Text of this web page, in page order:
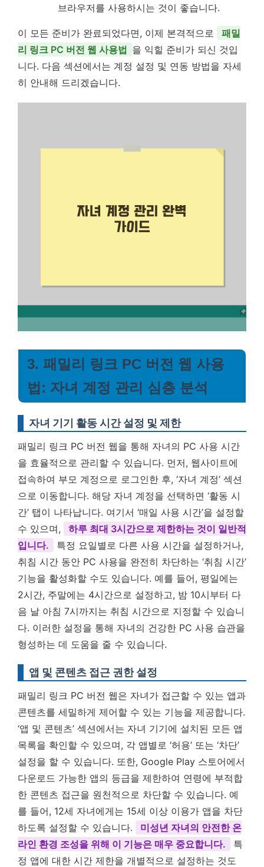
브라우저를 사용하시는 것이 좋습니다.
이 모든 준비가 완료되었다면, 이제 본격적으로
패밀
리 링크 PC 버전 웹 사용법 을 익힐 준비가 되신 것입
니다. 다음 섹션에서는 계정 설정 및 연동 방법을 자세
히 안내해 드리겠습니다.
3. 패밀리 링크 PC 버전 웹 사용
법: 자녀 계정 관리 심층 분석
자녀 기기 활동 시간 설정 및 제한
패밀리 링크 PC 버전 웹을 통해 자녀의 PC 사용 시간
을 효율적으로 관리할 수 있습니다. 먼저, 웹사이트에
접속하여 부모 계정으로 로그인한 후, ‘자녀 계정’ 섹션
으로 이동합니다. 해당 자녀 계정을 선택하면 ‘활동 시
간’ 탭이 나타납니다. 여기서 ‘매일 사용 시간’을 설정할
수 있으며,
하루 최대 3시간으로 제한하는 것이 일반적
입니다.
특정 요일별로 다른 사용 시간을 설정하거나,
취침 시간 동안 PC 사용을 완전히 차단하는 ‘취침 시간’
기능을 활성화할 수도 있습니다. 예를 들어, 평일에는
2시간, 주말에는 4시간으로 설정하고, 밤 10시부터 다
음 날 아침 7시까지는 취침 시간으로 지정할 수 있습니
다. 이러한 설정을 통해 자녀의 건강한 PC 사용 습관을
형성하는 데 도움을 줄 수 있습니다.
앱 및 콘텐츠 접근 권한 설정
패밀리 링크 PC 버전 웹은 자녀가 접근할 수 있는 앱과
콘텐츠를 세밀하게 제어할 수 있는 기능을 제공합니다.
‘앱 및 콘텐츠’ 섹션에서는 자녀 기기에 설치된 모든 앱
목록을 확인할 수 있으며, 각 앱별로 ‘허용’ 또는 ‘차단’
설정을 할 수 있습니다. 또한, Google Play 스토어에서
다운로드 가능한 앱의 등급을 제한하여 연령에 부적합
한 콘텐츠 접근을 원천적으로 차단할 수 있습니다. 예
를 들어, 12세 자녀에게는 15세 이상 이용가 앱을 차단
하도록 설정할 수 있습니다.
미성년 자녀의 안전한 온
라인 환경 조성을 위해 이 기능은 매우 중요합니다.
특
정 앱에 대한 시간 제한을 개별적으로 설정하는 것도